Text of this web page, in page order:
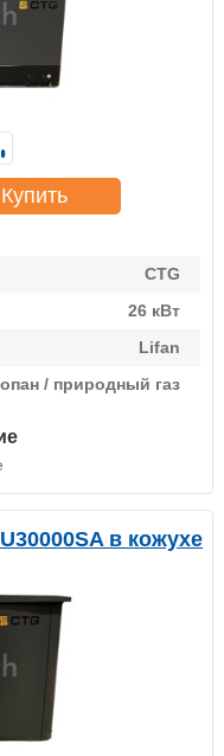
CTG
26 кВт
Lifan
/ природный газ
Купить
в кожухе